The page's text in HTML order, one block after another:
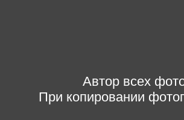
Автор всех
При копировании